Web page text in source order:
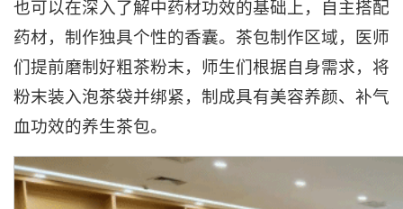
也可以在深入了解中药材功效的基础上，自主搭配
药材，制作独具个性的香囊。茶包制作区域，医师
们提前磨制好粗茶粉末，师生们根据自身需求，将
粉末装入泡茶袋并绑紧，制成具有美容养颜、补气
血功效的养生茶包。